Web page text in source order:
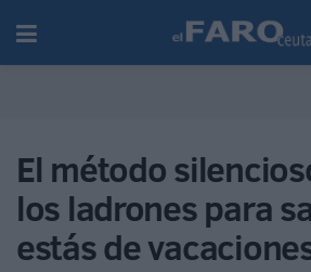
El método
los ladrones para
estás de